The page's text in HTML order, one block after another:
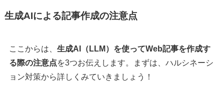
生成AIによる記事作成の注意点
ここからは、 生成AI（LLM）を使ってWeb記事を作成す
る際の注意点を3つお伝えします。まずは、ハルシネーシ
ョン対策から詳しくみていきましょう！